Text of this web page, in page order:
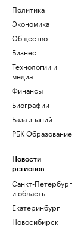
Политика
Экономика
Общество
Бизнес
Технологии и
медиа
Финансы
Биографии
База знаний
РБК Образование
Новости
регионов
Санкт-Петербург
и область
Екатеринбург
Новосибирск